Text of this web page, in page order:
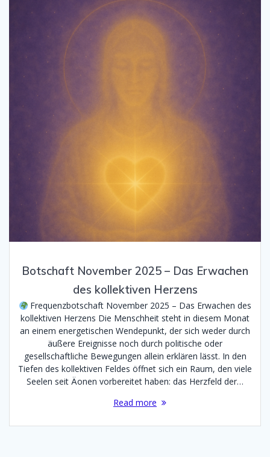
Botschaft November 2025 – Das Erwachen
des kollektiven Herzens
Frequenzbotschaft November 2025 – Das Erwachen des
kollektiven Herzens Die Menschheit steht in diesem Monat
an einem energetischen Wendepunkt, der sich weder durch
äußere Ereignisse noch durch politische oder
gesellschaftliche Bewegungen allein erklären lässt. In den
Tiefen des kollektiven Feldes öffnet sich ein Raum, den viele
Seelen seit Äonen vorbereitet haben: das Herzfeld der…
Read more